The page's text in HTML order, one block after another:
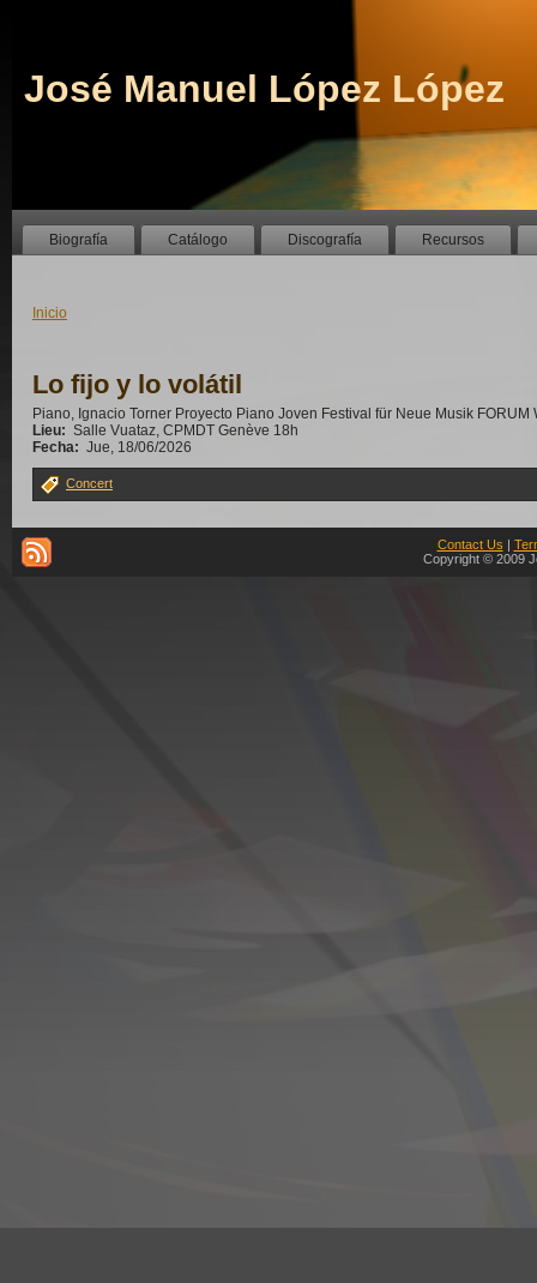
José Manuel López López
Biografía Catálogo Discografía Recursos
Inicio
Lo fijo y lo volátil
Piano, Ignacio Torner Proyecto Piano Joven Festival für Neue Musik
Lieu: Salle Vuataz, CPMDT Genève 18h
Fecha: Jue, 18/06/2026
Concert
Contact Us |
Copyright © 2009